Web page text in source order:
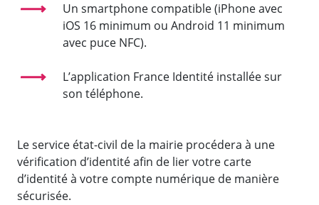
Un smartphone compatible (iPhone avec
iOS 16 minimum ou Android 11 minimum
avec puce NFC).
L’application France Identité installée sur
son téléphone.
Le service état-civil de la mairie procédera à une
vérification d’identité afin de lier votre carte
d’identité à votre compte numérique de manière
sécurisée.